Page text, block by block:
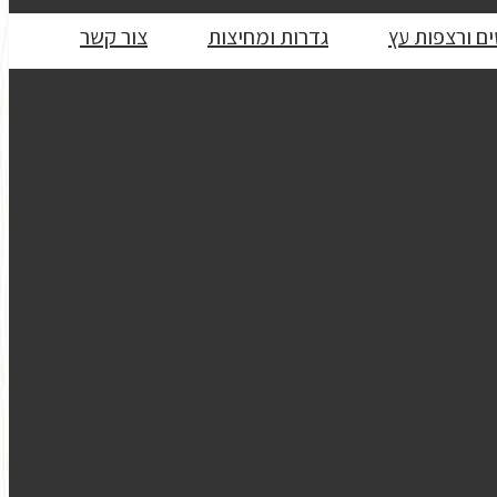
ורצפות עץ גדרות ומחיצות צור קשר